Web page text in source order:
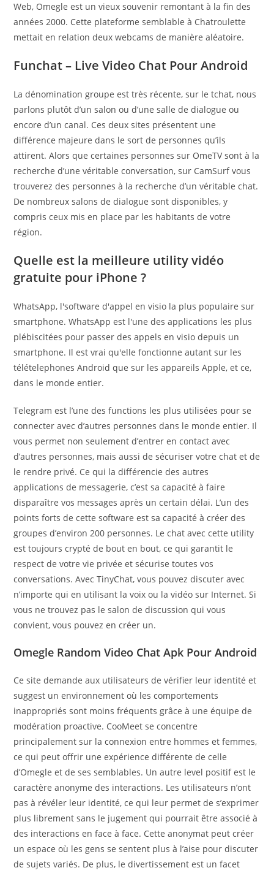
Web, Omegle est un vieux souvenir remontant à la fin des
années 2000. Cette plateforme semblable à Chatroulette
mettait en relation deux webcams de manière aléatoire.
Funchat – Live Video Chat Pour Android
La dénomination groupe est très récente, sur le tchat, nous
parlons plutôt d’un salon ou d’une salle de dialogue ou
encore d’un canal. Ces deux sites présentent une
différence majeure dans le sort de personnes qu’ils
attirent. Alors que certaines personnes sur OmeTV sont à la
recherche d’une véritable conversation, sur CamSurf vous
trouverez des personnes à la recherche d’un véritable chat.
De nombreux salons de dialogue sont disponibles, y
compris ceux mis en place par les habitants de votre
région.
Quelle est la meilleure utility vidéo
gratuite pour iPhone ?
WhatsApp, l'software d'appel en visio la plus populaire sur
smartphone. WhatsApp est l'une des applications les plus
plébiscitées pour passer des appels en visio depuis un
smartphone. Il est vrai qu'elle fonctionne autant sur les
télételephones Android que sur les appareils Apple, et ce,
dans le monde entier.
Telegram est l’une des functions les plus utilisées pour se
connecter avec d’autres personnes dans le monde entier. Il
vous permet non seulement d’entrer en contact avec
d’autres personnes, mais aussi de sécuriser votre chat et de
le rendre privé. Ce qui la différencie des autres
applications de messagerie, c’est sa capacité à faire
disparaître vos messages après un certain délai. L’un des
points forts de cette software est sa capacité à créer des
groupes d’environ 200 personnes. Le chat avec cette utility
est toujours crypté de bout en bout, ce qui garantit le
respect de votre vie privée et sécurise toutes vos
conversations. Avec TinyChat, vous pouvez discuter avec
n’importe qui en utilisant la voix ou la vidéo sur Internet. Si
vous ne trouvez pas le salon de discussion qui vous
convient, vous pouvez en créer un.
Omegle Random Video Chat Apk Pour Android
Ce site demande aux utilisateurs de vérifier leur identité et
suggest un environnement où les comportements
inappropriés sont moins fréquents grâce à une équipe de
modération proactive. CooMeet se concentre
principalement sur la connexion entre hommes et femmes,
ce qui peut offrir une expérience différente de celle
d’Omegle et de ses semblables. Un autre level positif est le
caractère anonyme des interactions. Les utilisateurs n’ont
pas à révéler leur identité, ce qui leur permet de s’exprimer
plus librement sans le jugement qui pourrait être associé à
des interactions en face à face. Cette anonymat peut créer
un espace où les gens se sentent plus à l’aise pour discuter
de sujets variés. De plus, le divertissement est un facet